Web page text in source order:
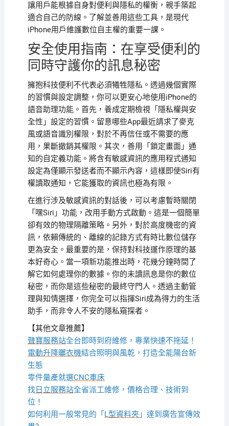
讓用戶能根據自身對便利與隱私的權衡，親手築起
適合自己的防線。了解並善用這些工具，是現代
iPhone用戶維護數位自主權的重要一課。
安全使用指南：在享受便利的
同時守護你的訊息秘密
擁抱科技便利不代表必須犧牲隱私。透過幾個實際
的習慣與設定調整，你可以更安心地使用iPhone的
語音助理功能。首先，養成定期檢視「隱私權與安
全性」設定的習慣。留意哪些App最近請求了麥克
風或語音識別權限，對於不再信任或不需要的應
用，果斷撤銷其權限。其次，善用「鎖定畫面」通
知的自定義功能。將含有敏感資訊的應用程式通知
設定為僅顯示發送者而不顯示內容，這樣即使Siri有
權讀取通知，它能獲取的資訊也極為有限。
在進行涉及敏感資訊的對話後，可以考慮暫時關閉
「嘿Siri」功能，改用手動方式啟動。這是一個簡單
卻有效的物理隔離策略。另外，對於高度機密的資
訊，依賴傳統的、離線的記錄方式有時比數位儲存
更為安全。最重要的是，保持對科技運作原理的基
本好奇心。當一項新功能推出時，花幾分鐘時間了
解它如何處理你的數據。你的未讀訊息是你的數位
秘密，而你是這些秘密的最終守門人。透過主動管
理與知情選擇，你完全可以指揮Siri成為得力的生活
助手，而非令人不安的隱私窺探者。
【其他文章推薦】
聲寶服務站全台即時到府維修，專業快速不拖延！
電動升降曬衣機結合照明與風乾，打造全能陽台新
生態
零件量產就選CNC車床
找日立服務站全省派工維修，價格合理、技術到
位！
如何利用一般常見的「 L型資料夾」達到廣告宣傳效